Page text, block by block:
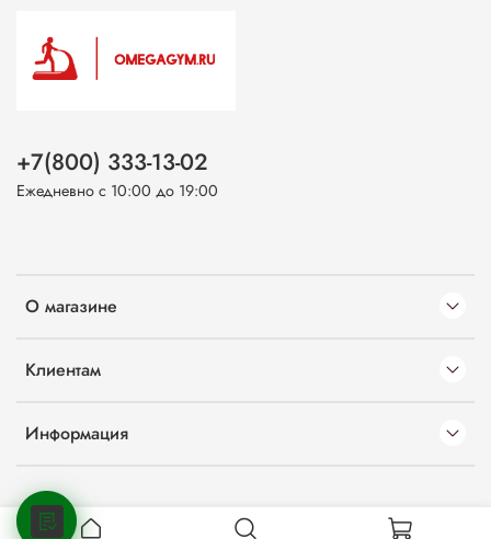
О магазине
Клиентам
Информация
+7(800) 333-13-02
Ежедневно с 10:00 до 19:00